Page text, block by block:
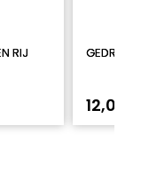
RIJ
12,00